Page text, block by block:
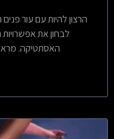
הרצון להיות עם עור
לבחון את
האסתטיקה.